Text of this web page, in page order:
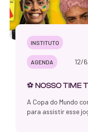
INSTITUTO
AGENDA 12/
⚽️ NOSSO TIME
A Copa do Mundo
para assistir esse